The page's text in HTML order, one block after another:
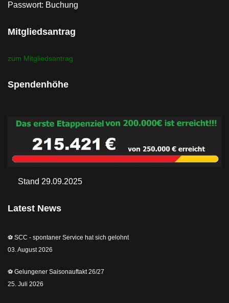
Passwort: Buchung
Mitgliedsantrag
zum Mitgliedsantrag
Spendenhöhe
Stand 29.09.2025
Latest News
⚽️ SCC - spontaner Service hat sich gelohnt
03. August 2026
⚽️ Gelungener Saisonauftakt 26/27
25. Juli 2026